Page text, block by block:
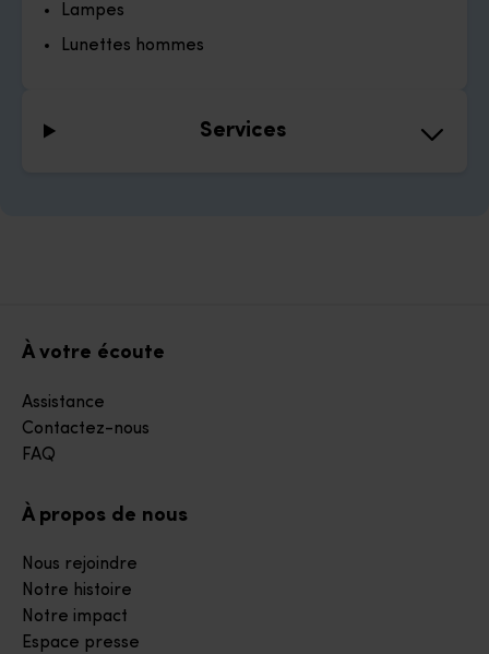
Lampes
Lunettes hommes
Services
À votre écoute
Assistance
Contactez-nous
FAQ
À propos de nous
Nous rejoindre
Notre histoire
Notre impact
Espace presse